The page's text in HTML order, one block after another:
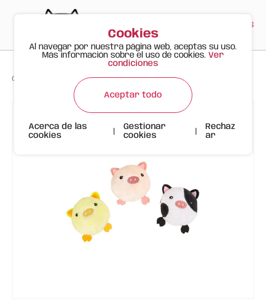
ES
Gato Feliz Productos > > Bolas de animales de granja FOFOS
Cookies
Al navegar por nuestra página web, aceptas su uso.
Más información sobre el uso de cookies. Ver
condiciones
Aceptar todo
Acerca de las
cookies
Gestionar
cookies
Rechaz
ar